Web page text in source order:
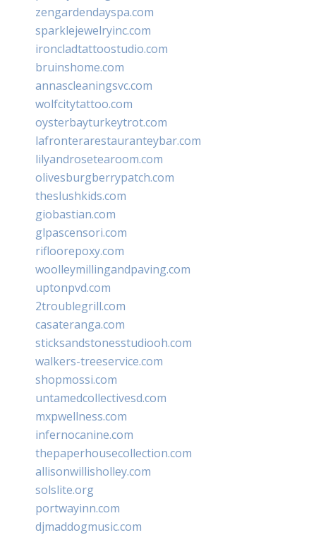
zengardendayspa.com
sparklejewelryinc.com
ironcladtattoostudio.com
bruinshome.com
annascleaningsvc.com
wolfcitytattoo.com
oysterbayturkeytrot.com
lafronterarestauranteybar.com
lilyandrosetearoom.com
olivesburgberrypatch.com
theslushkids.com
giobastian.com
glpascensori.com
rifloorepoxy.com
woolleymillingandpaving.com
uptonpvd.com
2troublegrill.com
casateranga.com
sticksandstonesstudiooh.com
walkers-treeservice.com
shopmossi.com
untamedcollectivesd.com
mxpwellness.com
infernocanine.com
thepaperhousecollection.com
allisonwillisholley.com
solslite.org
portwayinn.com
djmaddogmusic.com